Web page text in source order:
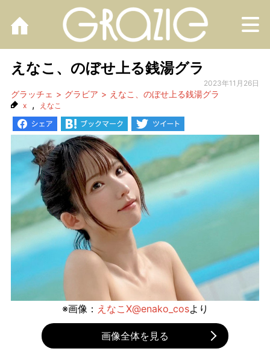
えなこ、のぼせ上る銭湯グラ
2023年11月26日
グラッチェ グラビア えなこ、のぼせ上る銭湯グラ
x , えなこ
※画像： えなこX@enako_cosより
画像全体を見る